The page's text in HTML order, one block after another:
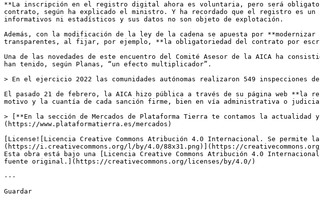
**La inscripción en el registro digital ahora es voluntaria, pero será
contrato, según ha explicado el ministro. Y ha recordado que el registro es
informativos ni estadísticos y sus datos no son objeto de explotación.
Además, con la modificación de la ley de la cadena se apuesta por
transparentes, al fijar, por ejemplo, **la obligatoriedad del contrato por
Una de las novedades de este encuentro del Comité Asesor de la AICA ha
han tenido, según Planas, “un efecto multiplicador”.
> En el ejercicio 2022 las comunidades autónomas realizaron 549
El pasado 21 de febrero, la AICA hizo pública a través de su página web **la
motivo y la cuantía de cada sanción firme, bien en vía administrativa o
> [**En la sección de Mercados de Plataforma Tierra te contamos la
(https://www.plataformatierra.es/mercados)
[License![Licencia Creative Commons Atribución 4.0 Internacional. Se
(https://i.creativecommons.org/l/by/4.0/88x31.png)](https://
Esta obra está bajo una [Licencia Creative Commons Atribución 4.0
fuente original.](https://creativecommons.org/licenses/by/4.0/)
---
Guardar